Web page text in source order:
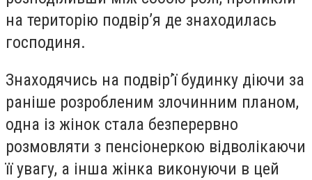
на територію подвір’я де знаходилась
господиня.
Знаходячись на подвір’ї будинку діючи за
раніше розробленим злочинним планом,
одна із жінок стала безперервно
розмовляти з пенсіонеркою відволікаючи
її увагу, а інша жінка виконуючи в цей